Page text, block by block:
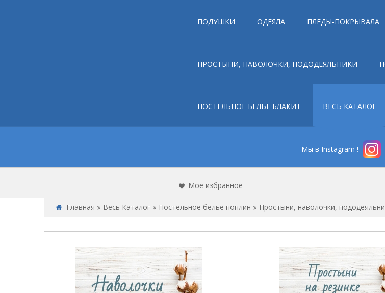
ПОДУШКИ ОДЕЯЛА ПЛЕДЫ-ПОКРЫВАЛА
ПРОСТЫНИ, НАВОЛОЧКИ, ПОДОДЕЯЛЬНИКИ
ПОСТЕЛЬНОЕ БЕЛЬЕ БЛАКИТ ВЕСЬ КАТАЛОГ
Мы в Instagram !
Мое избранное
Главная Весь Каталог Постельное белье поплин Простыни, наволочки,